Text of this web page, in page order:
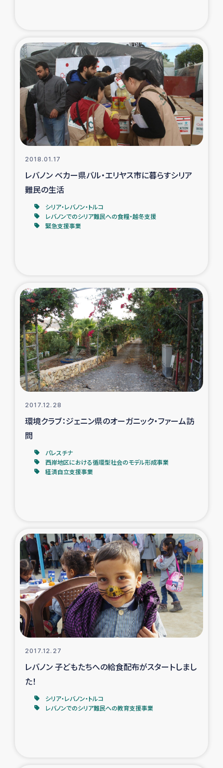
デニヤヤ小規模紅茶農家支援
コーヒー生産者支援
アイナロ県マウベシ郡でのコーヒー畑改善事業
ベイルート大規模爆発被災者支援
アグロフォレストリー（カカオ）事業
2018.01.17
レバノン ベカー県バル・エリヤス市に暮らすシリア
難民の生活
シリア・レバノン・トルコ
レバノンでのシリア難民への食糧・越冬支援
緊急支援事業
2017.12.28
環境クラブ：ジェニン県のオーガニック・ファーム訪
問
パレスチナ
西岸地区における循環型社会のモデル形成事業
経済自立支援事業
2017.12.27
レバノン 子どもたちへの給食配布がスタートしまし
た！
シリア・レバノン・トルコ
レバノンでのシリア難民への教育支援事業